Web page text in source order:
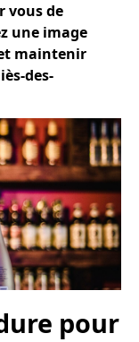
vous de
une image
maintenir
des-
pour